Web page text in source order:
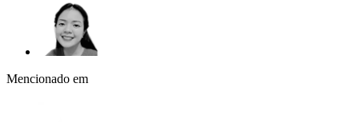
Mencionado em